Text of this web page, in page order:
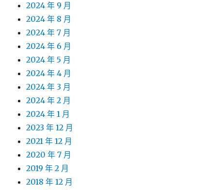
2024 年 9 月
2024 年 8 月
2024 年 7 月
2024 年 6 月
2024 年 5 月
2024 年 4 月
2024 年 3 月
2024 年 2 月
2024 年 1 月
2023 年 12 月
2021 年 12 月
2020 年 7 月
2019 年 2 月
2018 年 12 月